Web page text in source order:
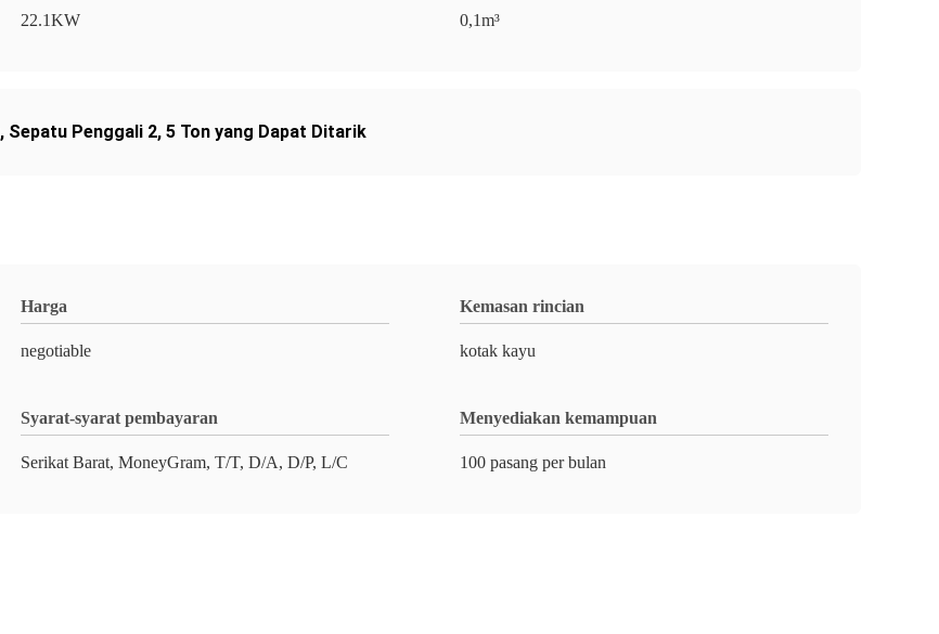
22.1KW 0,1m³
, Sepatu Penggali 2, 5 Ton yang Dapat Ditarik
Harga
negotiable
Kemasan rincian
kotak kayu
Syarat-syarat pembayaran
Serikat Barat, MoneyGram, T/T, D/A, D/P, L/C
Menyediakan kemampuan
100 pasang per bulan